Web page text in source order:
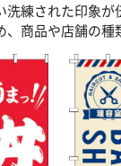
練された印象
商品や店舗の